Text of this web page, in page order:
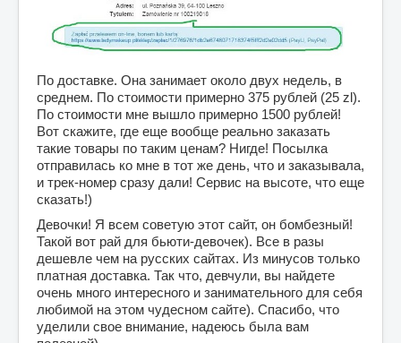
По доставке. Она занимает около двух недель, в
По стоимости мне вышло примерно 1500 рублей!
Вот скажите, где еще вообще реально заказать
такие товары по таким ценам? Нигде! Посылка
отправилась ко мне в тот же день, что и заказывала,
и трек-номер сразу дали! Сервис на высоте, что еще
сказать!)
Девочки! Я всем советую этот сайт, он бомбезный!
Такой вот рай для бьюти-девочек). Все в разы
дешевле чем на русских сайтах. Из минусов только
платная доставка. Так что, девчули, вы найдете
очень много интересного и занимательного для себя
любимой на этом чудесном сайте). Спасибо, что
уделили свое внимание, надеюсь была вам